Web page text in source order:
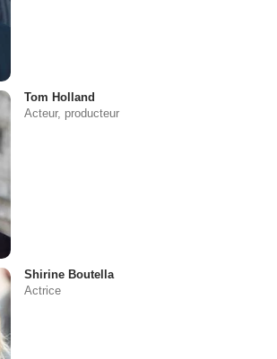
Tom Holland
Acteur, producteur
Shirine Boutella
Actrice